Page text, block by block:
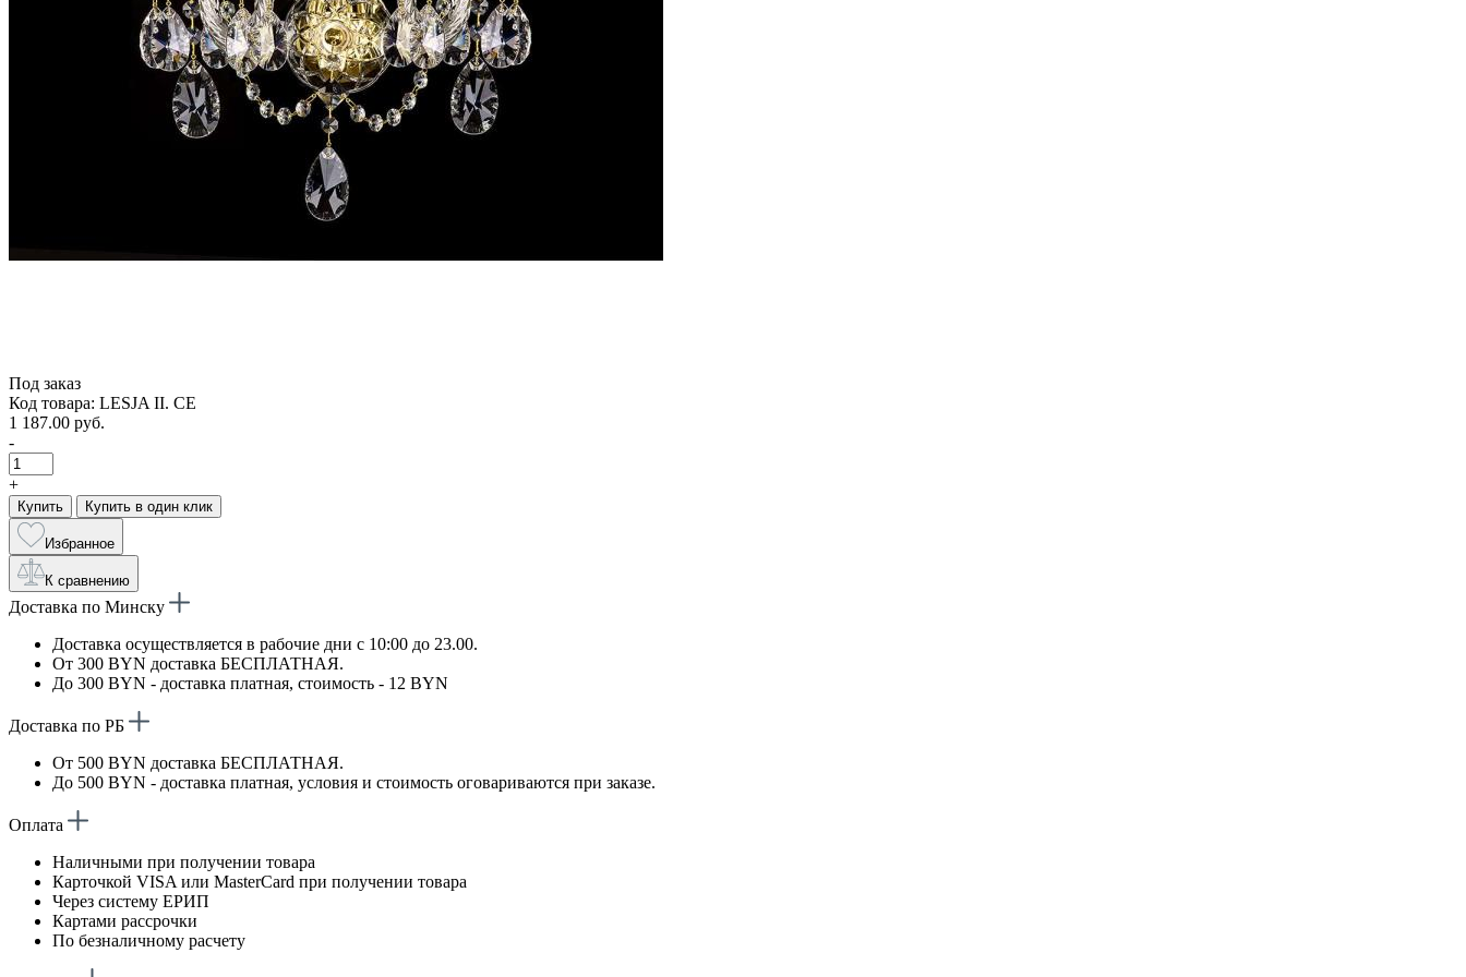
Под заказ
Код товара: LESJA II. CE
1 187.00 руб.
-
+
Купить Купить в один клик
Избранное
К сравнению
Доставка по Минску
Доставка осуществляется в рабочие дни с 10:00 до 23.00.
От 300 BYN доставка БЕСПЛАТНАЯ.
До 300 BYN - доставка платная, стоимость - 12 BYN
Доставка по РБ
От 500 BYN доставка БЕСПЛАТНАЯ.
До 500 BYN - доставка платная, условия и стоимость оговариваются при заказе.
Оплата
Наличными при получении товара
Карточкой VISA или MasterCard при получении товара
Через систему ЕРИП
Картами рассрочки
По безналичному расчету